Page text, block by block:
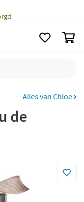
Alles van Chloe
de